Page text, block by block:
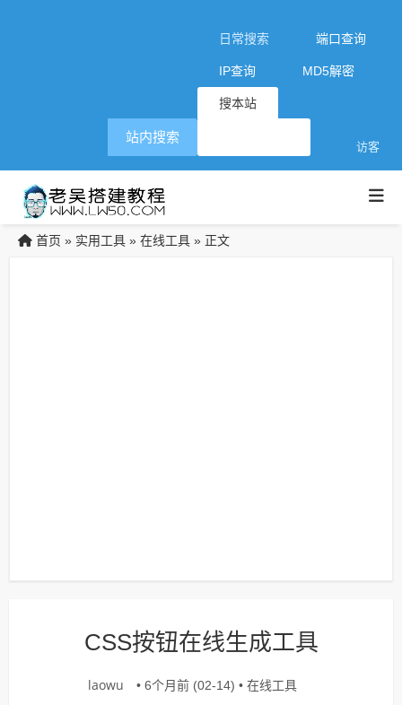
日常搜索 端口查询
IP查询 MD5解密
搜本站
访客
站内搜索
首页 » 实用工具 » 在线工具 » 正文
CSS按钮在线生成工具
laowu • 6个月前 (02-14) • 在线工具